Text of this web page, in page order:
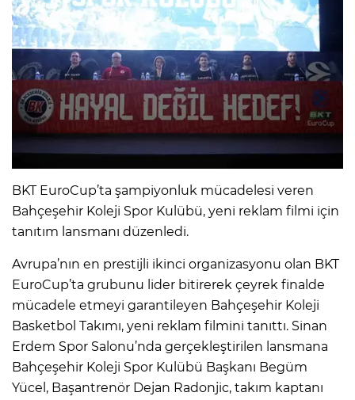
BKT EuroCup’ta şampiyonluk mücadelesi veren
Bahçeşehir Koleji Spor Kulübü, yeni reklam filmi için
tanıtım lansmanı düzenledi.
Avrupa’nın en prestijli ikinci organizasyonu olan BKT
EuroCup’ta grubunu lider bitirerek çeyrek finalde
mücadele etmeyi garantileyen Bahçeşehir Koleji
Basketbol Takımı, yeni reklam filmini tanıttı. Sinan
Erdem Spor Salonu’nda gerçekleştirilen lansmana
Bahçeşehir Koleji Spor Kulübü Başkanı Begüm
Yücel, Başantrenör Dejan Radonjic, takım kaptanı